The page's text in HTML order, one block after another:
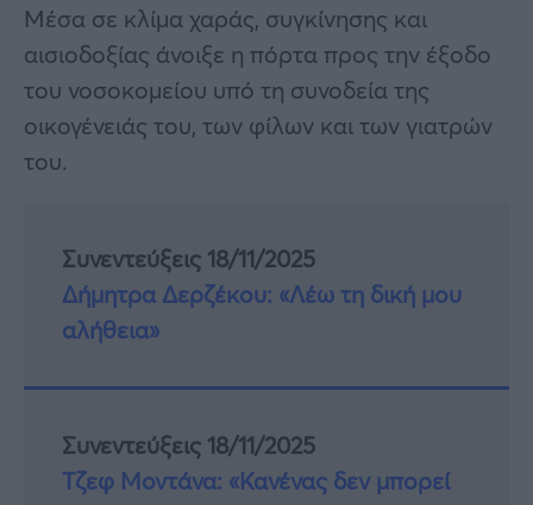
Μέσα σε κλίμα χαράς, συγκίνησης και
αισιοδοξίας άνοιξε η πόρτα προς την έξοδο
του νοσοκομείου υπό τη συνοδεία της
οικογένειάς του, των φίλων και των γιατρών
του.
Συνεντεύξεις 18/11/2025
Δήμητρα Δερζέκου: «Λέω τη δική μου
αλήθεια»
Συνεντεύξεις 18/11/2025
Τζεφ Μοντάνα: «Κανένας δεν μπορεί